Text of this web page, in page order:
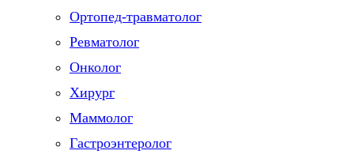
Ортопед-травматолог
Ревматолог
Онколог
Хирург
Маммолог
Гастроэнтеролог